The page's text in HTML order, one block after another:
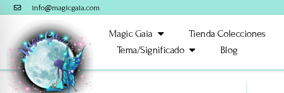
info@magicgaia.com
Magic Gaia Tienda Colecciones
Tema/Significado
Blog